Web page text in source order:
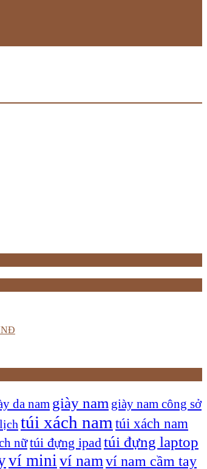
da nam giày nam giày nam công sở
túi xách nam túi xách nam
nữtúi đựng ipadtúi đựng laptop
ví mini ví namví nam cầm tay